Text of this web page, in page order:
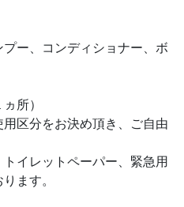
ー、コンディショナー、ボ
所）
区分をお決め頂き、ご自由
イレットペーパー、緊急用
ます。